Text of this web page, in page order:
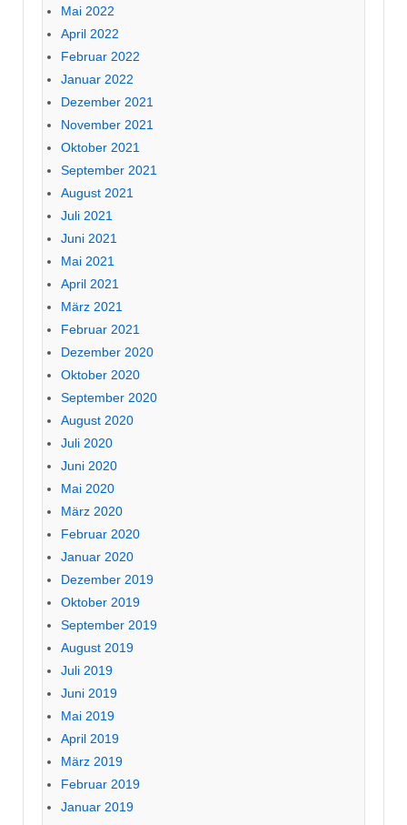
Mai 2022
April 2022
Februar 2022
Januar 2022
Dezember 2021
November 2021
Oktober 2021
September 2021
August 2021
Juli 2021
Juni 2021
Mai 2021
April 2021
März 2021
Februar 2021
Dezember 2020
Oktober 2020
September 2020
August 2020
Juli 2020
Juni 2020
Mai 2020
März 2020
Februar 2020
Januar 2020
Dezember 2019
Oktober 2019
September 2019
August 2019
Juli 2019
Juni 2019
Mai 2019
April 2019
März 2019
Februar 2019
Januar 2019